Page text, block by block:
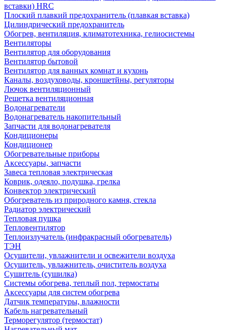
вставки) HRC
Плоский плавкий предохранитель (плавкая вставка)
Цилиндрический предохранитель
Обогрев, вентиляция, климатотехника, гелиосистемы
Вентиляторы
Вентилятор для оборудования
Вентилятор бытовой
Вентилятор для ванных комнат и кухонь
Каналы, воздуховоды, кроншетйны, регуляторы
Лючок вентиляционный
Решетка вентиляционная
Водонагреватели
Водонагреватель накопительный
Запчасти для водонагревателя
Кондиционеры
Кондиционер
Обогревательные приборы
Аксессуары, запчасти
Завеса тепловая электрическая
Коврик, одеяло, подушка, грелка
Конвектор электрический
Обогреватель из природного камня, стекла
Радиатор электрический
Тепловая пушка
Тепловентилятор
Теплоизлучатель (инфракрасный обогреватель)
ТЭН
Осушители, увлажнители и освежители воздуха
Осушитель, увлажнитель, очиститель воздуха
Сушитель (сушилка)
Системы обогрева, теплый пол, термостаты
Аксессуары для систем обогрева
Датчик температуры, влажности
Кабель нагревательный
Терморегулятор (термостат)